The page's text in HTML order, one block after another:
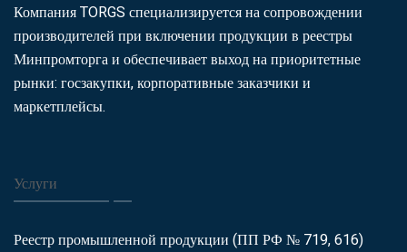
Компания TORGS специализируется на сопровождении
производителей при включении продукции в реестры
Минпромторга и обеспечивает выход на приоритетные
рынки: госзакупки, корпоративные заказчики и
маркетплейсы.
Услуги
Реестр промышленной продукции (ПП РФ № 719, 616)